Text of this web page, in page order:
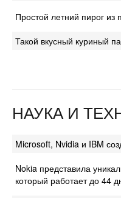
Простой летний пирог из
Такой вкусный куриный
НАУКА И
Microsoft, Nvidia и IBM
Nokia представила
который работает до 44